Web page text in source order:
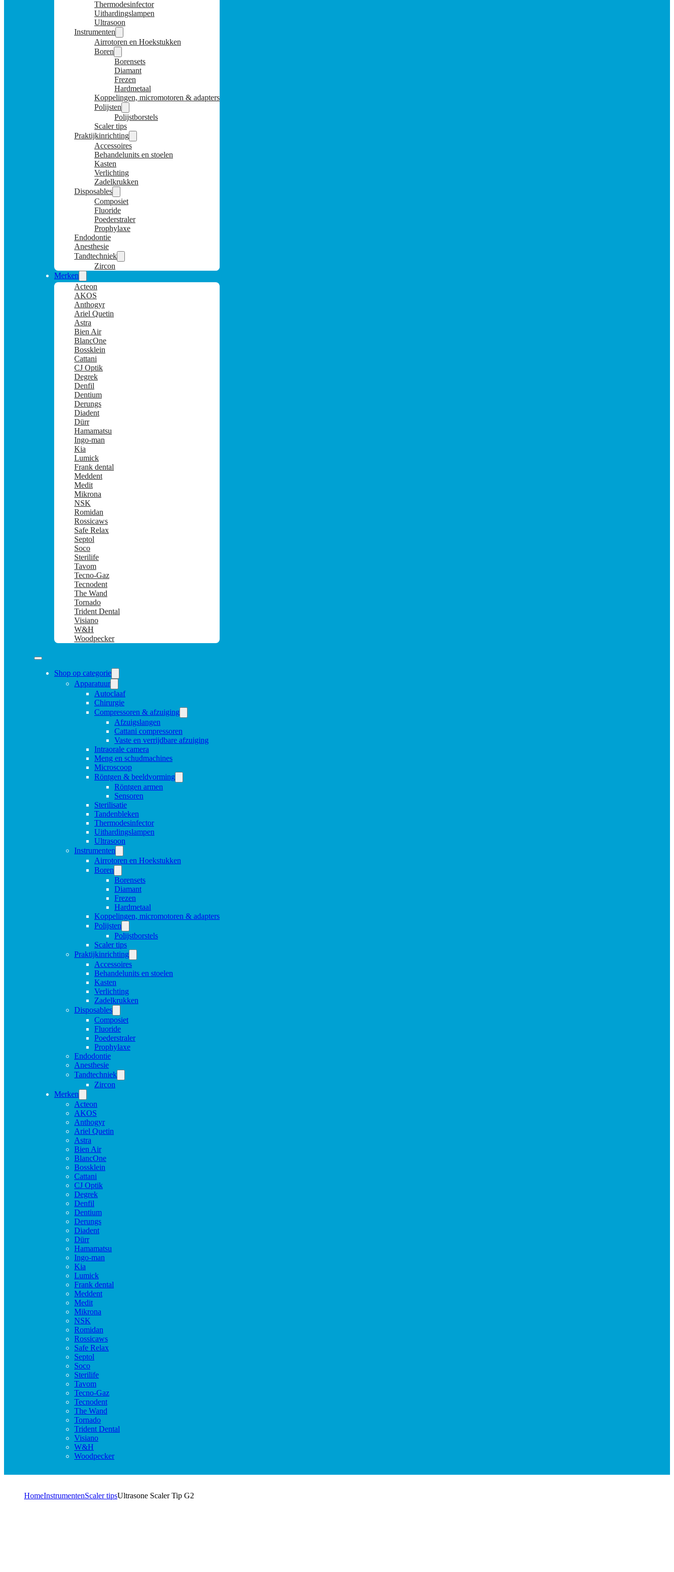
Thermodesinfector
Uithardingslampen
Ultrasoon
Instrumenten
Airrotoren en Hoekstukken
Boren
Borensets
Diamant
Frezen
Hardmetaal
Koppelingen, micromotoren & adapters
Polijsten
Polijstborstels
Scaler tips
Praktijkinrichting
Accessoires
Behandelunits en stoelen
Kasten
Verlichting
Zadelkrukken
Disposables
Composiet
Fluoride
Poederstraler
Prophylaxe
Endodontie
Anesthesie
Tandtechniek
Zircon
Merken
Acteon
AKOS
Anthogyr
Ariel Quetin
Astra
Bien Air
BlancOne
Bossklein
Cattani
CJ Optik
Degrek
Denfil
Dentium
Derungs
Diadent
Dürr
Hamamatsu
Ingo-man
Kia
Lumick
Frank dental
Meddent
Medit
Mikrona
NSK
Romidan
Rossicaws
Safe Relax
Septol
Soco
Sterilife
Tavom
Tecno-Gaz
Tecnodent
The Wand
Tornado
Trident Dental
Visiano
W&H
Woodpecker
Shop op categorie
Apparatuur
Autoclaaf
Chirurgie
Compressoren & afzuiging
Afzuigslangen
Cattani compressoren
Vaste en verrijdbare afzuiging
Intraorale camera
Meng en schudmachines
Microscoop
Röntgen & beeldvorming
Röntgen armen
Sensoren
Sterilisatie
Tandenbleken
Thermodesinfector
Uithardingslampen
Ultrasoon
Instrumenten
Airrotoren en Hoekstukken
Boren
Borensets
Diamant
Frezen
Hardmetaal
Koppelingen, micromotoren & adapters
Polijsten
Polijstborstels
Scaler tips
Praktijkinrichting
Accessoires
Behandelunits en stoelen
Kasten
Verlichting
Zadelkrukken
Disposables
Composiet
Fluoride
Poederstraler
Prophylaxe
Endodontie
Anesthesie
Tandtechniek
Zircon
Merken
Acteon
AKOS
Anthogyr
Ariel Quetin
Astra
Bien Air
BlancOne
Bossklein
Cattani
CJ Optik
Degrek
Denfil
Dentium
Derungs
Diadent
Dürr
Hamamatsu
Ingo-man
Kia
Lumick
Frank dental
Meddent
Medit
Mikrona
NSK
Romidan
Rossicaws
Safe Relax
Septol
Soco
Sterilife
Tavom
Tecno-Gaz
Tecnodent
The Wand
Tornado
Trident Dental
Visiano
W&H
Woodpecker
HomeInstrumentenScaler tipsUltrasone Scaler Tip G2